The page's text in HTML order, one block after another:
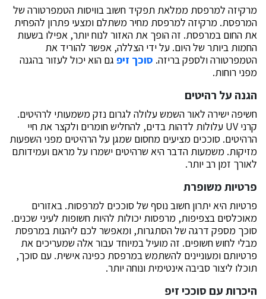
מרקיזה למרפסת ממלאת תפקיד חשוב בוויסות הטמפרטורה של
המרפסת. מרקיזה למרפסת מחיר משתלם ומצעי פתרון להפחית
את החום במרפסת. זה הופך את האזור לנוח יותר, אפילו בשעות
החמות ביותר של היום. על ידי הצללה, אפשר להוריד את
הטמפרטורה ולספק בריזה. סוכך זיפ גם הוא יכול לעזור בהגנה
מפני רוחות.
הגנה על רהיטים
חשיפה ישירה לאור השמש עלולה לגרום נזק משמעותי לרהיטים.
קרני UV עלולות לדהות בדים, להחליש חומרים ולקצר את חיי
הרהיטים. סוככים מציעים מחסום שמגן על הרהיטים מפני השפעות
מזיקות. משמעות הדבר היא שרהיטים ישמרו על מראם ועמידותם
לאורך זמן רב יותר.
פרטיות משופרת
פרטיות היא יתרון חשוב נוסף של סוככים למרפסות. באזורים
מאוכלסים בצפיפות, מרפסות יכולות להיות חשופות לעיני שכנים.
סוכך מספק דרגה של הסתגרות, ומאפשר לכם ליהנות במרפסת
מבלי לחוש חשופים. זה מועיל במיוחד עבור אלה שמעריכים את
פרטיותם ומעוניינים להשתמש במרפסת כפינה אישית. עם סוכך,
תוכלו ליצור סביבה אינטימית ונוחה יותר.
היכרות עם סוככי זיפ